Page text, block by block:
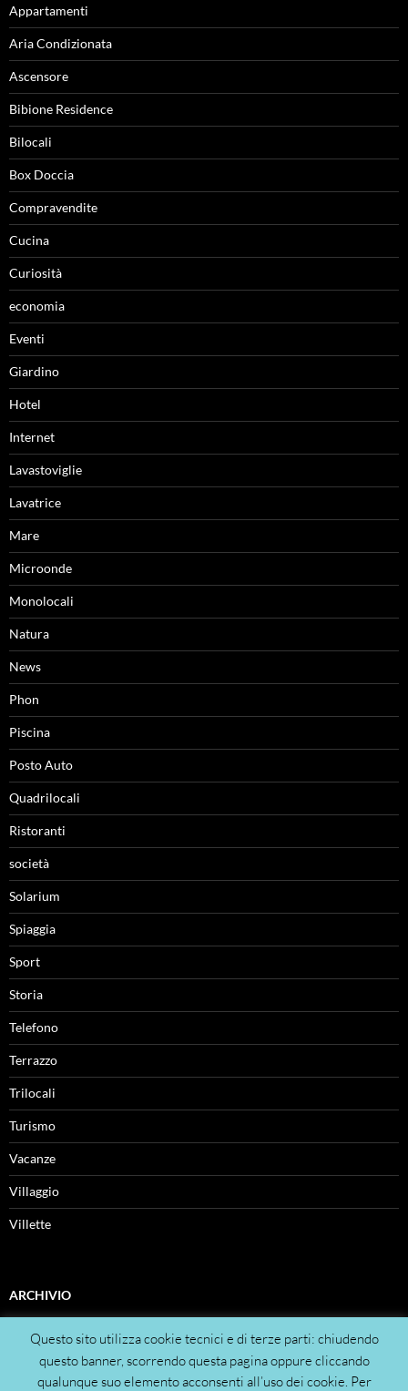
Appartamenti
Aria Condizionata
Ascensore
Bibione Residence
Bilocali
Box Doccia
Compravendite
Cucina
Curiosità
economia
Eventi
Giardino
Hotel
Internet
Lavastoviglie
Lavatrice
Mare
Microonde
Monolocali
Natura
News
Phon
Piscina
Posto Auto
Quadrilocali
Ristoranti
società
Solarium
Spiaggia
Sport
Storia
Telefono
Terrazzo
Trilocali
Turismo
Vacanze
Villaggio
Villette
ARCHIVIO
Archivio
Questo sito utilizza cookie tecnici e di terze parti: chiudendo
questo banner, scorrendo questa pagina oppure cliccando
qualunque suo elemento acconsenti all’uso dei cookie. Per